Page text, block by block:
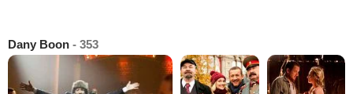
Dany Boon - 353